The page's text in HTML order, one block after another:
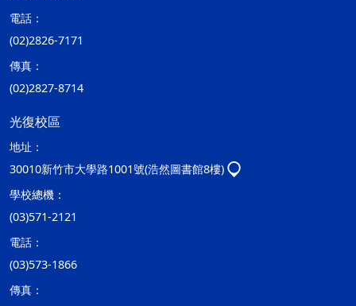
電話：
(02)2826-7171
傳真：
(02)2827-8714
光復校區
地址：
30010新竹市大學路1001號(浩然圖書館8樓)
學校總機：
(03)571-2121
電話：
(03)573-1866
傳真：